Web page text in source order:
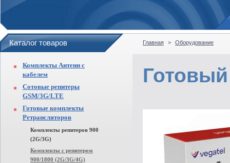
Каталог товаров
Комплекты Антенн с
кабелем
Сотовые репитеры
GSM/3G/LTE
Готовые комплекты
Ретрансляторов
Комплекты репитеров 900
(2G/3G)
Комплекты с репитером
900/1800 (2G/3G/4G)
Главная > Оборудование